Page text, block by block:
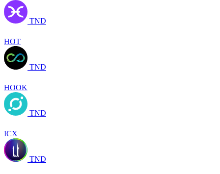
TND
HOT
TND
HOOK
TND
ICX
TND